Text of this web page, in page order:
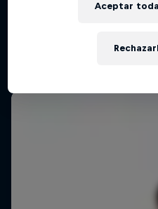
Ver la repetición
Aceptar